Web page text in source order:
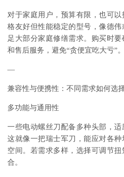
对于家庭用户，预算有限，也可
格友好但性能稳定的型号，像德
足大部分家庭修缮需求。购买时
和售后服务，避免“贪便宜吃大亏”。
—
兼容性与便携性：不同需求如何选
多功能与通用性
一些电动螺丝刀配备多种头部，适
这就像一把瑞士军刀，能应对各
空间。若需求多样，选择可调节
合。